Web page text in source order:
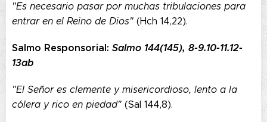
"Es necesario pasar por muchas tribulaciones para
entrar en el Reino de Dios" (Hch 14,22).
Salmo Responsorial: Salmo 144(145), 8-9.10-11.12-
13ab
"El Señor es clemente y misericordioso, lento a la
cólera y rico en piedad" (Sal 144,8).